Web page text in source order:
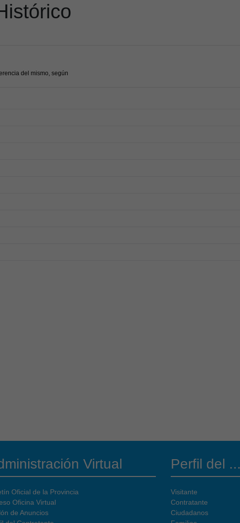
Virtual
Oficial de la Provincia
Oficina Virtual
de Anuncios
Perfil del ...
Visitante
Contratante
Ciudadanos